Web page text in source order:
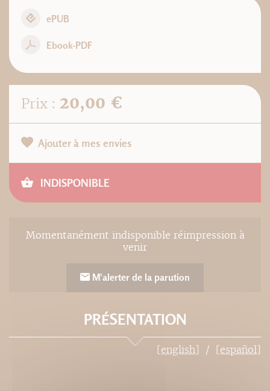
ePUB
Ebook-PDF
Prix : 20,00 €
Ajouter à mes envies
INDISPONIBLE
Momentanément indisponible réimpression à
venir
M'alerter de la parution
PRÉSENTATION
[english] [español]